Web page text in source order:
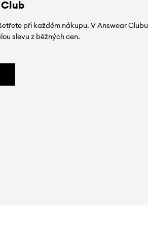
při každém nákupu. V Answear Clubu
slevu z běžných cen.